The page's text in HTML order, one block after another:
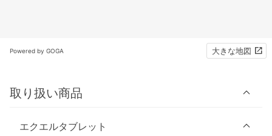
Powered by GOGA 大きな地図
取り扱い商品
エクエルタブレット